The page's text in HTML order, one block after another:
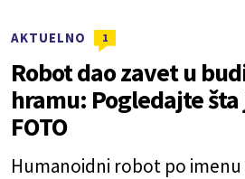
AKTUELNO 1
Robot dao zavet u
hramu: Pogledajte šta
FOTO
Humanoidni robot po imenu